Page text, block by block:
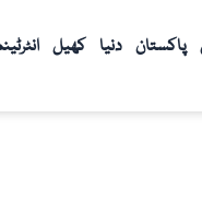
پاکستان دنیا کھیل